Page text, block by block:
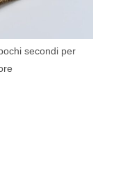
secondi per